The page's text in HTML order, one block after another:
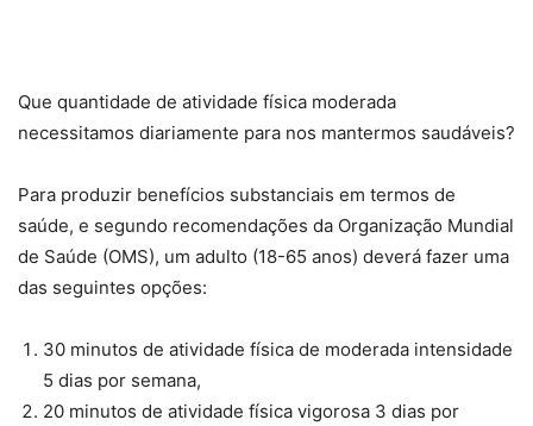
Que quantidade de atividade física moderada
necessitamos diariamente para nos mantermos saudáveis?
Para produzir benefícios substanciais em termos de
saúde, e segundo recomendações da Organização Mundial
de Saúde (OMS), um adulto (18-65 anos) deverá fazer uma
das seguintes opções:
30 minutos de atividade física de moderada intensidade
5 dias por semana,
20 minutos de atividade física vigorosa 3 dias por